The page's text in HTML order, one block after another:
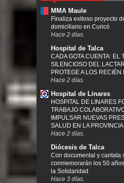
MMA Maule
Finaliza exitoso proyecto
domiciliario en Curicó
Hace 2 días.
Hospital de Talca
CADA GOTA CUENTA: EL
SILENCIOSO DEL
PROTEGE A LOS RECIÉN
Hace 2 días.
Hospital de Linares
HOSPITAL DE LINARES
TRABAJO
IMPULSAR NUEVAS
SALUD EN LA PROVINCIA
Hace 2 días.
Diócesis de Talca
Con documental y cantata
conmemorarán los 50
la Solidaridad
Hace 3 días.